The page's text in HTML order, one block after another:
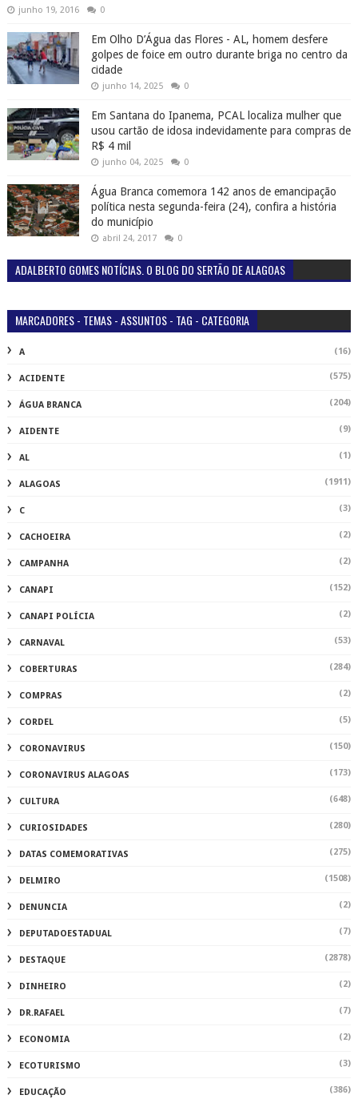
junho 19, 2016 0
Em Olho D’Água das Flores - AL, homem desfere
golpes de foice em outro durante briga no centro da
cidade
junho 14, 2025 0
Em Santana do Ipanema, PCAL localiza mulher que
usou cartão de idosa indevidamente para compras de
R$ 4 mil
junho 04, 2025 0
Água Branca comemora 142 anos de emancipação
política nesta segunda-feira (24), confira a história
do município
abril 24, 2017 0
ADALBERTO GOMES NOTÍCIAS. O BLOG DO SERTÃO DE ALAGOAS
MARCADORES - TEMAS - ASSUNTOS - TAG - CATEGORIA
A (16)
ACIDENTE (575)
ÁGUA BRANCA (204)
AIDENTE (9)
AL (1)
ALAGOAS (1911)
C (3)
CACHOEIRA (2)
CAMPANHA (2)
CANAPI (152)
CANAPI POLÍCIA (2)
CARNAVAL (53)
COBERTURAS (284)
COMPRAS (2)
CORDEL (5)
CORONAVIRUS (150)
CORONAVIRUS ALAGOAS (173)
CULTURA (648)
CURIOSIDADES (280)
DATAS COMEMORATIVAS (275)
DELMIRO (1508)
DENUNCIA (2)
DEPUTADOESTADUAL (7)
DESTAQUE (2878)
DINHEIRO (2)
DR.RAFAEL (7)
ECONOMIA (2)
ECOTURISMO (3)
EDUCAÇÃO (386)